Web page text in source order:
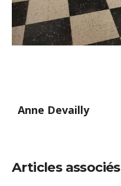
Anne Devailly
Articles associés